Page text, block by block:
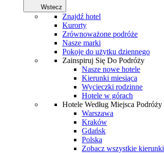
Wstecz
Znajdź hotel
Kurorty
Zrównoważone podróże
Nasze marki
Pokoje do użytku dziennego
Zainspiruj Się Do Podróży
Nasze nowe hotele
Kierunki miesiąca
Wycieczki rodzinne
Hotele w górach
Hotele Według Miejsca Podróży
Warszawa
Kraków
Gdańsk
Polska
Zobacz wszystkie kierunki